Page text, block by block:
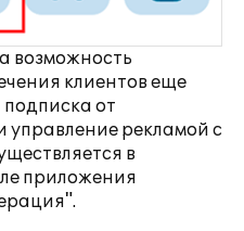
возможность
клиентов еще
от
управление рекламой с
в
приложения